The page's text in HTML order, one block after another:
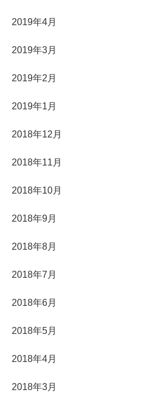
2019年4月
2019年3月
2019年2月
2019年1月
2018年12月
2018年11月
2018年10月
2018年9月
2018年8月
2018年7月
2018年6月
2018年5月
2018年4月
2018年3月